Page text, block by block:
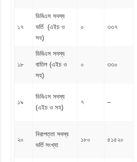
১৭
ডিবিএস সদস্য
ভর্তি (এইচ ও
সহ)
০ ৩৩৭
১৮
ডিবিএস সদস্য
বাতিল (এইচ ও
সহ)
০ ৩৩০
১৯
ডিবিএস সদস্য
(এইচ ও সহ)
৭ –
২০
নিরাপত্তা সদস্য
ভর্তি সংখ্যা
১৮০ ৫১৫২০